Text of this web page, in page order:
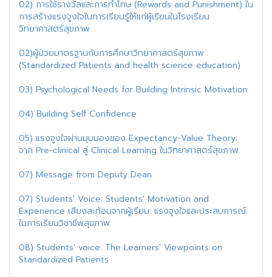
02) การใช้รางวัลและการทำโทษ (Rewards and Punishment) ใน
การสร้างแรงจูงใจในการเรียนรู้ให้แก่ผู้เรียนในโรงเรียน
วิทยาศาสตร์สุขภาพ
02)ผู้ป่วยมาตรฐานกับการศึกษาวิทยาศาสตร์สุขภาพ
(Standardized Patients and health science education)
03) Psychological Needs for Building Intrinsic Motivation
04) Building Self Confidence
05) แรงจูงใจผ่านมุมมองของ Expectancy-Value Theory:
จาก Pre-clinical สู่ Clinical Learning ในวิทยาศาสตร์สุขภาพ
07) Message from Deputy Dean
07) Students' Voice: Students' Motivation and
Experience เสียงสะท้อนจากผู้เรียน: แรงจูงใจและประสบการณ์
ในการเรียนวิชาชีพสุขภาพ
08) Students' voice: The Learners' Viewpoints on
Standardized Patients